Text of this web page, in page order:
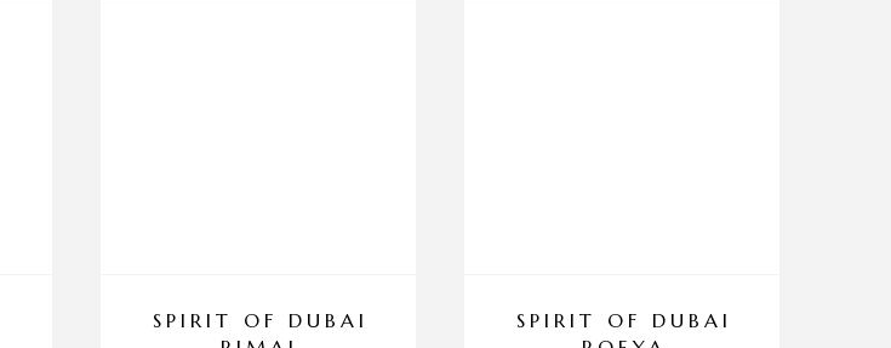
SPIRIT OF DUBAI
SPIRIT OF DUBAI